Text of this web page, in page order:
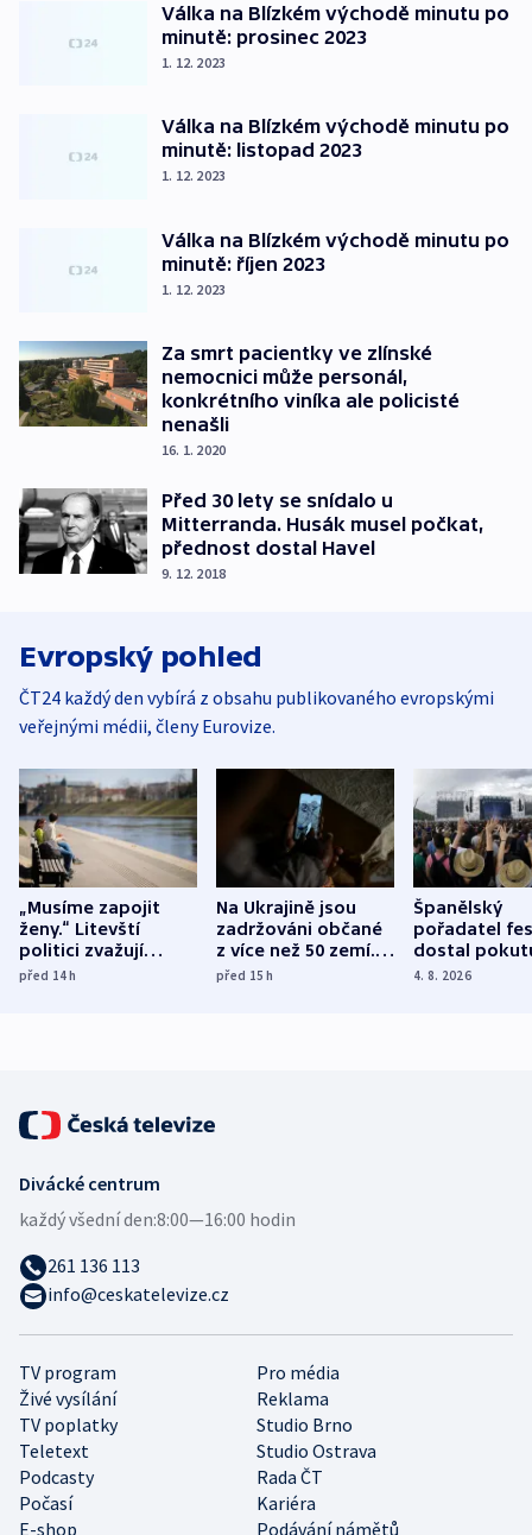
Válka na Blízkém východě minutu po
minutě: prosinec 2023
1. 12. 2023
Válka na Blízkém východě minutu po
minutě: listopad 2023
1. 12. 2023
Válka na Blízkém východě minutu po
minutě: říjen 2023
1. 12. 2023
Za smrt pacientky ve zlínské
nemocnici může personál,
konkrétního viníka ale policisté
nenašli
16. 1. 2020
Před 30 lety se snídalo u
Mitterranda. Husák musel počkat,
přednost dostal Havel
9. 12. 2018
Evropský pohled
ČT24 každý den vybírá z obsahu publikovaného evropskými
veřejnými médii, členy Eurovize.
„Musíme zapojit
ženy.“ Litevští
politici zvažují
dohodu o
před 14h
Na Ukrajině jsou
zadržováni občané
z více než 50 zemí.
Bojovali na straně
před 15h
Španělský
pořadatel
dostal
nekalé
4. 8. 2026
TV program
Pro média
Živé vysílání
Reklama
TV poplatky
Studio Brno
Teletext
Studio Ostrava
Podcasty
Rada ČT
Počasí
Kariéra
E-shop
Podávání námětů
Divácké centrum
každý všední den:8:00—16:00 hodin
261 136 113
info@ceskatelevize.cz